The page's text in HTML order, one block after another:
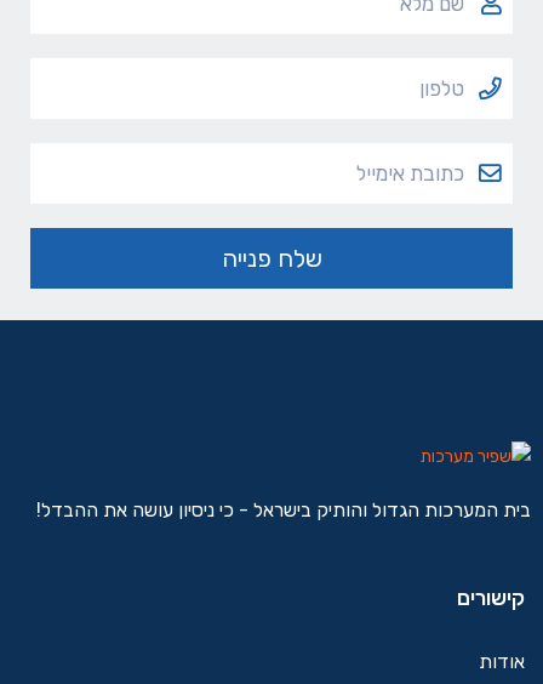
בית המערכות הגדול והותיק בישראל - כי ניסיון עושה את ההבדל!
קישורים
אודות